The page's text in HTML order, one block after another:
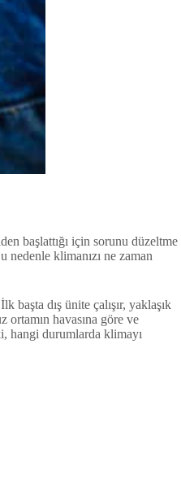
başlattığı için sorunu düzeltme
klimanızı ne zaman
başta dış ünite çalışır, yaklaşık
havasına göre ve
hangi durumlarda klimayı